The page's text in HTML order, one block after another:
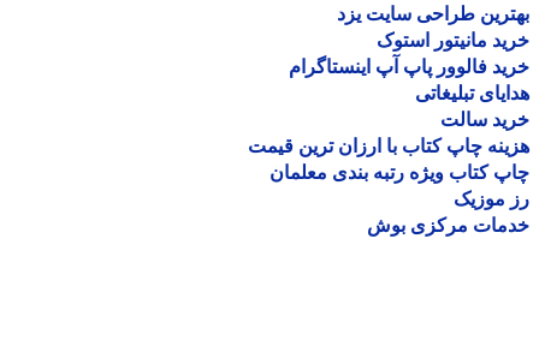
طراحی سایت یزد
مانیتور استوک
فالوور پاپ آپ اینستاگرام
تبلیغاتی
سالت
چاپ کتاب با ارزان ترین قیمت
کتاب ویژه رتبه بندی معلمان
موزیک
مرکزی بوش